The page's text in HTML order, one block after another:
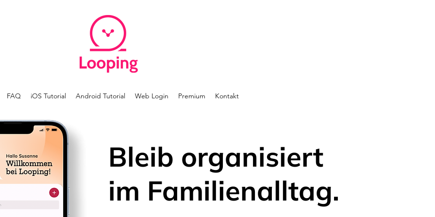
FAQ iOS Tutorial Android Tutorial Web Login Premium Kontakt
Bleib organisiert
im Familienalltag.